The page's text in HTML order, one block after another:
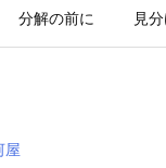
分解の前に 見